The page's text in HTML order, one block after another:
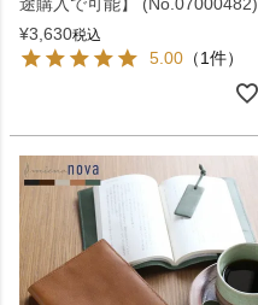
¥3,630税込
5.00 （1件）